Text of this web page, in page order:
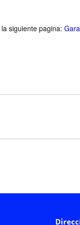
siguiente pagina: